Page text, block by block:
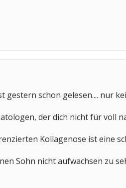
gestern schon gelesen.... nur
der dich nicht für voll
Kollagenose ist eine
Sohn nicht aufwachsen zu